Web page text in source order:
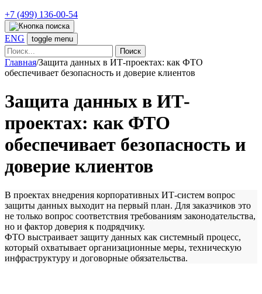
+7 (499) 136-00-54
ENG toggle menu
Найти:
Главная/Защита данных в ИТ-проектах: как ФТО
обеспечивает безопасность и доверие клиентов
Защита данных в ИТ-
проектах: как ФТО
обеспечивает безопасность и
доверие клиентов
В проектах внедрения корпоративных ИТ-систем вопрос
защиты данных выходит на первый план. Для заказчиков это
не только вопрос соответствия требованиям законодательства,
но и фактор доверия к подрядчику.
ФТО выстраивает защиту данных как системный процесс,
который охватывает организационные меры, техническую
инфраструктуру и договорные обязательства.